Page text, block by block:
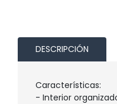
DESCRIPCIÓN
Características:
- Interior